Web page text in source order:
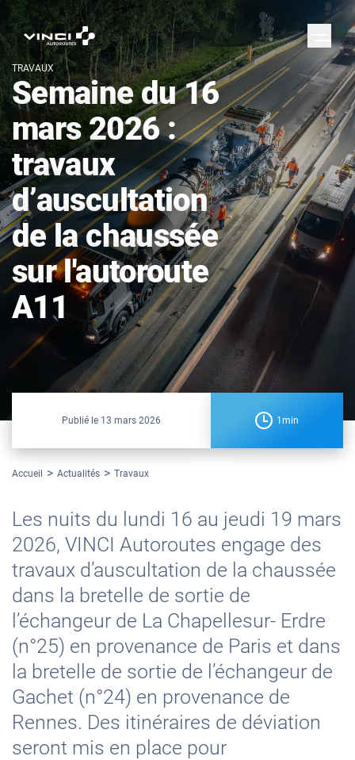
TRAVAUX
Semaine du 16
mars 2026 :
travaux
d’auscultation
de la chaussée
sur l'autoroute
A11
Publié le 13 mars 2026 1min
Accueil Actualités Travaux
Les nuits du lundi 16 au jeudi 19 mars
2026, VINCI Autoroutes engage des
travaux d’auscultation de la chaussée
dans la bretelle de sortie de
l’échangeur de La Chapellesur- Erdre
(n°25) en provenance de Paris et dans
la bretelle de sortie de l’échangeur de
Gachet (n°24) en provenance de
Rennes. Des itinéraires de déviation
seront mis en place pour